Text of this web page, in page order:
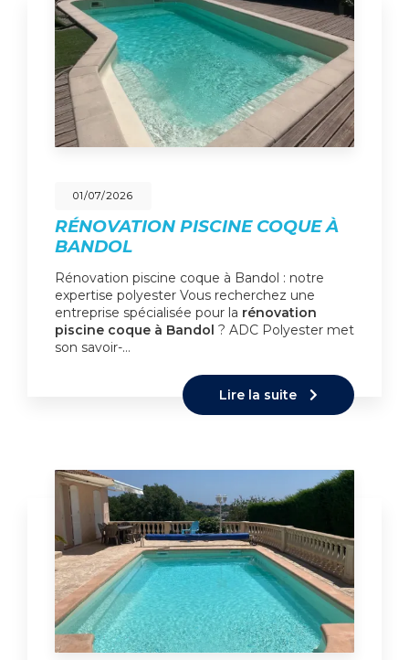
01/07/2026
RÉNOVATION PISCINE COQUE À
BANDOL
Rénovation piscine coque à Bandol : notre
expertise polyester Vous recherchez une
entreprise spécialisée pour la rénovation
piscine coque à Bandol ? ADC Polyester met
son savoir-…
Lire la suite